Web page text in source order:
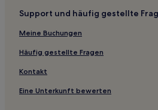
Hotels mit Parkplatz in Grenada
Hotels mit Küchenzeile in Jackson
Günstige in Jackson
Hotels mit inbegriffenem Frühstück
Hotels mit Küchenzeile in Oxford
Support und häufig gestellte
Meine Buchungen
Häufig gestellte Fragen
Kontakt
Eine Unterkunft bewerten